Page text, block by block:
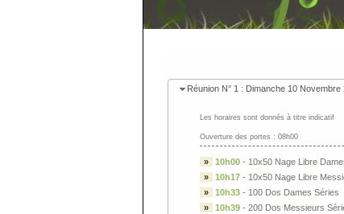
Réunion N° 1 : Dimanche 10 Novembre
Les horaires sont donnés à titre indicatif
Ouverture des portes : 08h00
» 10h00- 10x50 Nage Libre
»
10h17- 10x50 Nage Libre
»
10h33- 100 Dos Dames Séries
»
10h39- 200 Dos Messieurs